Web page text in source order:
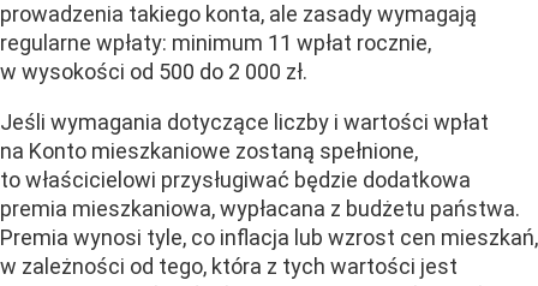
prowadzenia takiego konta, ale zasady wymagają
regularne wpłaty: minimum 11 wpłat rocznie,
w wysokości od 500 do 2 000 zł.
Jeśli wymagania dotyczące liczby i wartości wpłat
na Konto mieszkaniowe zostaną spełnione,
to właścicielowi przysługiwać będzie dodatkowa
premia mieszkaniowa, wypłacana z budżetu państwa.
Premia wynosi tyle, co inflacja lub wzrost cen mieszkań,
w zależności od tego, która z tych wartości jest